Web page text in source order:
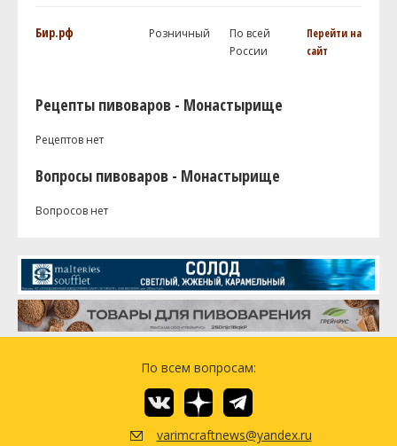
Бир.рф Розничный
По всей
России
Перейти на
сайт
Рецепты пивоваров - Монастырище
Рецептов нет
Вопросы пивоваров - Монастырище
Вопросов нет
По всем вопросам:
varimcraftnews@yandex.ru